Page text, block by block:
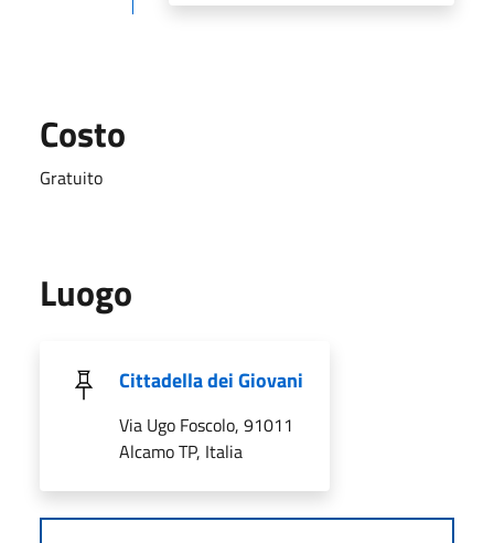
Costo
Gratuito
Luogo
Cittadella dei Giovani
Via Ugo Foscolo, 91011
Alcamo TP, Italia